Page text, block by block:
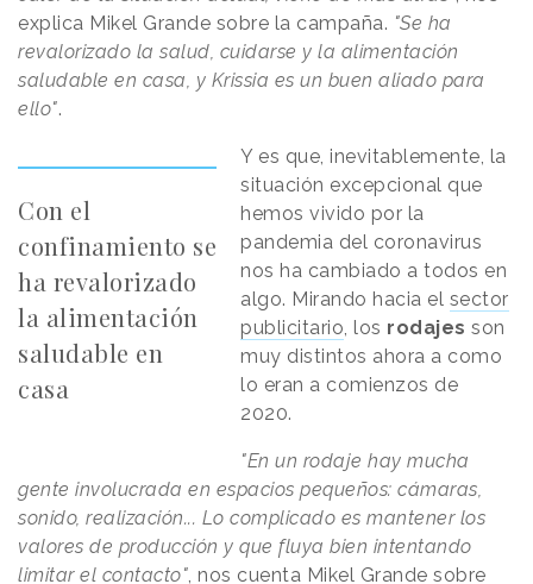
explica Mikel Grande sobre la campaña. "Se ha
revalorizado la salud, cuidarse y la alimentación
saludable en casa, y Krissia es un buen aliado para
ello".
Con el
confinamiento se
ha revalorizado
la alimentación
saludable en
casa
Y es que, inevitablemente, la
situación excepcional que
hemos vivido por la
pandemia del coronavirus
nos ha cambiado a todos en
algo. Mirando hacia el sector
publicitario, los rodajes son
muy distintos ahora a como
lo eran a comienzos de
2020.
"En un rodaje hay mucha
gente involucrada en espacios pequeños: cámaras,
sonido, realización... Lo complicado es mantener los
valores de producción y que fluya bien intentando
limitar el contacto", nos cuenta Mikel Grande sobre